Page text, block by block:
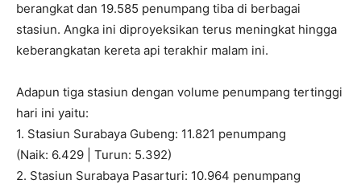
berangkat dan 19.585 penumpang tiba di berbagai
stasiun. Angka ini diproyeksikan terus meningkat hingga
keberangkatan kereta api terakhir malam ini.
Adapun tiga stasiun dengan volume penumpang tertinggi
hari ini yaitu:
1. Stasiun Surabaya Gubeng: 11.821 penumpang
(Naik: 6.429 | Turun: 5.392)
2. Stasiun Surabaya Pasarturi: 10.964 penumpang